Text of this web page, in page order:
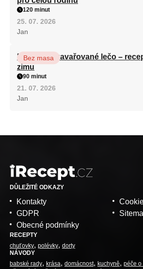
120 minut
25. 07. 2026
Jan
Babiččino zavařované lečo –
zimu
Bez masa
90 minut
21. 07. 2026
Jan
DŮLEŽITÉ ODKAZY
Kontakty
GDPR
Obecné podmínky
RECEPTY
chuťovky polévky dorty
NÁVODY
babské rady krása domácnost kuchyně péče o